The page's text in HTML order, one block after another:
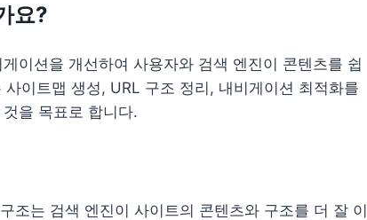
요?
이션을 개선하여 사용자와 검색 엔진이 콘텐츠를 쉽
이트맵 생성, URL 구조 정리, 내비게이션 최적화를
을 목표로 합니다.
조는 검색 엔진이 사이트의 콘텐츠와 구조를 더 잘 이